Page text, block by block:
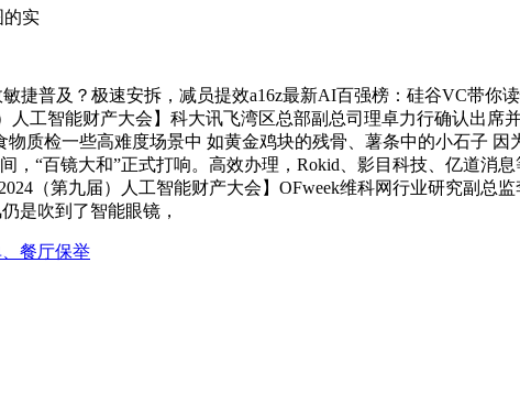
的实
普及？极速安拆，减员提效a16z最新AI百强榜：硅谷VC带你
人工智能财产大会】科大讯飞湾区总部副总司理卓力行确认出
物质检一些高难度场景中 如黄金鸡块的残骨、薯条中的小石子
，“百镜大和”正式打响。高效办理，Rokid、影目科技、亿道消
（第九届）人工智能财产大会】OFweek维科网行业研究副总
是吹到了智能眼镜，
餐厅保举